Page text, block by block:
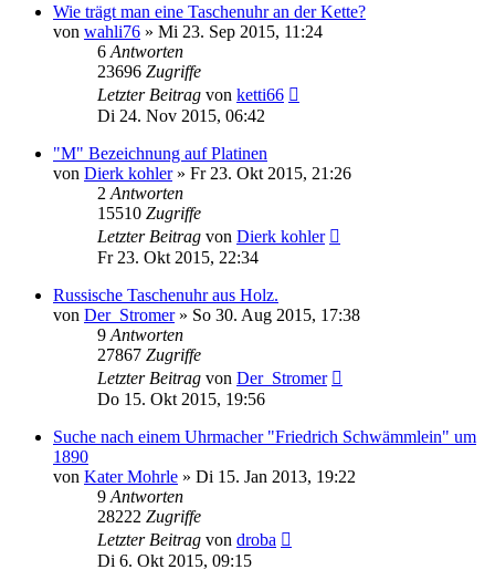
Wie trägt man eine Taschenuhr an der Kette?
von wahli76 » Mi 23. Sep 2015, 11:24
6 Antworten
23696 Zugriffe
Letzter Beitrag von ketti66
Di 24. Nov 2015, 06:42
"M" Bezeichnung auf Platinen
von Dierk kohler» Fr 23. Okt 2015, 21:26
2 Antworten
15510 Zugriffe
Letzter Beitrag von Dierk kohler
Fr 23. Okt 2015, 22:34
Russische Taschenuhr aus Holz.
von Der_Stromer» So 30. Aug 2015, 17:38
9 Antworten
27867 Zugriffe
Letzter Beitrag von Der_Stromer
Do 15. Okt 2015, 19:56
Suche nach einem Uhrmacher "Friedrich Schwämmlein" um
1890
von Kater Mohrle » Di 15. Jan 2013, 19:22
9 Antworten
28222 Zugriffe
Letzter Beitrag von droba
Di 6. Okt 2015, 09:15